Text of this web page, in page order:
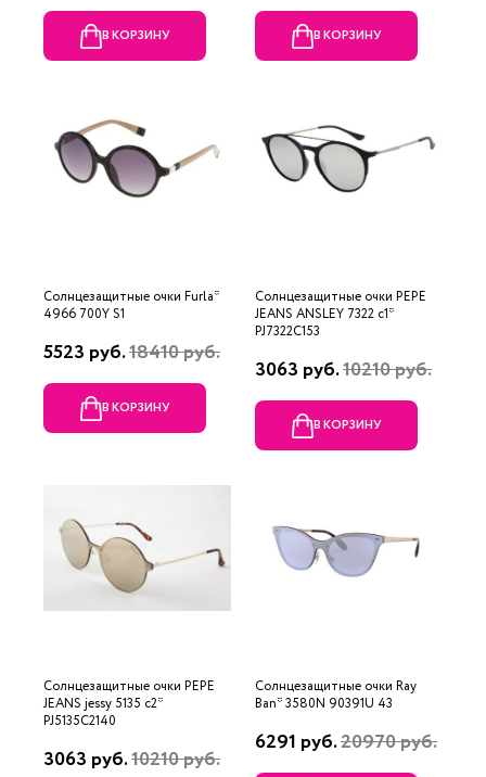
В КОРЗИНУ В КОРЗИНУ
Солнцезащитные очки Furla*
4966 700Y S1
5523 руб.18410 руб.
В КОРЗИНУ
Солнцезащитные очки PEPE
JEANS ANSLEY 7322 c1*
PJ7322C153
3063 руб.10210 руб.
В КОРЗИНУ
Солнцезащитные очки PEPE
JEANS jessy 5135 с2*
PJ5135C2140
3063 руб.10210 руб.
Солнцезащитные очки Ray
Ban* 3580N 90391U 43
6291 руб.20970 руб.